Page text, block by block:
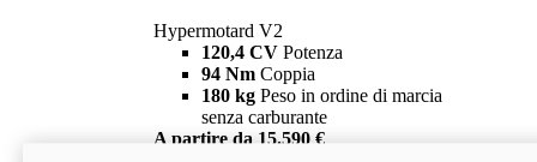
Hypermotard V2
120,4 CV Potenza
94 Nm Coppia
180 kg Peso in ordine di marcia
senza carburante
A partire da 15.590 €